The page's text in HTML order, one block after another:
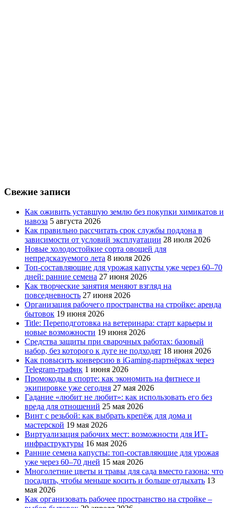
Свежие записи
Как оживить уставшую землю без покупки химикатов и
навоза 5 августа 2026
Как правильно рассчитать срок службы поддона в
зависимости от условий эксплуатации 28 июля 2026
Новые холодостойкие сорта овощей для
непредсказуемого лета 8 июля 2026
Топ-составляющие для урожая капусты уже через 60–70
дней: ранние семена 27 июня 2026
Как творческие занятия меняют взгляд на
повседневность 27 июня 2026
Организация рабочего пространства на стройке: аренда
бытовок 19 июня 2026
Title: Переподготовка на ветеринара: старт карьеры и
новые возможности 19 июня 2026
Средства защиты при сварочных работах: базовый
набор, без которого к дуге не подходят 18 июня 2026
Как повысить конверсию в iGaming-партнёрках через
Telegram-трафик 1 июня 2026
Промокоды в спорте: как экономить на фитнесе и
экипировке уже сегодня 27 мая 2026
Гадание «любит не любит»: как использовать его без
вреда для отношений 25 мая 2026
Винт с резьбой: как выбрать крепёж для дома и
мастерской 19 мая 2026
Виртуализация рабочих мест: возможности для ИТ-
инфраструктуры 16 мая 2026
Ранние семена капусты: топ‑составляющие для урожая
уже через 60–70 дней 15 мая 2026
Многолетние цветы и травы для сада вместо газона: что
посадить, чтобы меньше косить и больше отдыхать 13
мая 2026
Как организовать рабочее пространство на стройке –